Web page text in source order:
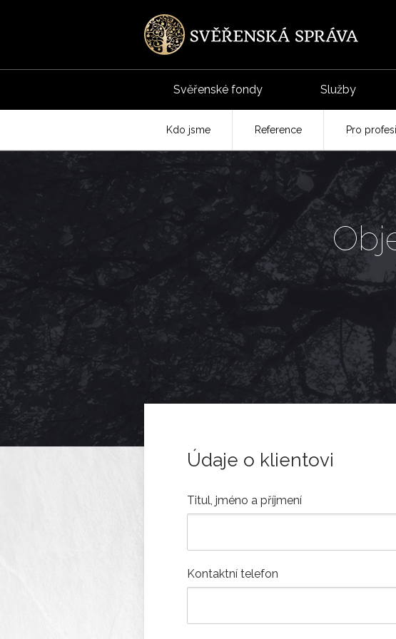
Svěřenské fondy Služby
Kdo jsme Reference Pro
Údaje o klientovi
Titul, jméno a příjmení
Kontaktní telefon